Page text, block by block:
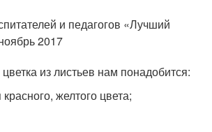
и педагогов «Лучший
2017
из листьев нам понадобится:
желтого цвета;